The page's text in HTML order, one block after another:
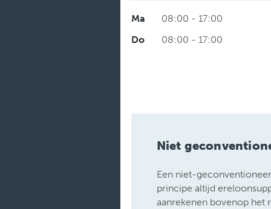
Ma
08:00 - 17:00
Do
08:00 - 17:00
Niet
Een niet-
principe altijd
aanrekenen bovenop het